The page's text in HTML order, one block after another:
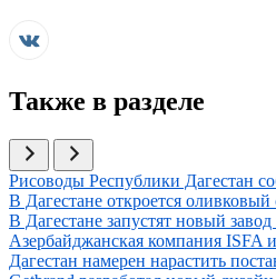
Также в разделе
Иллюстрация новости
Рисоводы Республики Дагестан
Иллюстрация новости
В Дагестане откроется оливковый
Иллюстрация новости
В Дагестане запустят новый
Иллюстрация новости
Азербайджанская компания ISFA
Иллюстрация новости
Дагестан намерен нарастить